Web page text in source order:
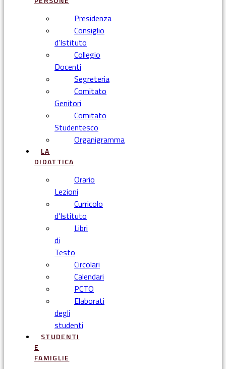
Presidenza
Consiglio
d’Istituto
Collegio
Docenti
Segreteria
Comitato
Genitori
Comitato
Studentesco
Organigramma
LA
DIDATTICA
Orario
Lezioni
Curricolo
d’Istituto
Libri
di
Testo
Circolari
Calendari
PCTO
Elaborati
degli
studenti
STUDENTI
E
FAMIGLIE